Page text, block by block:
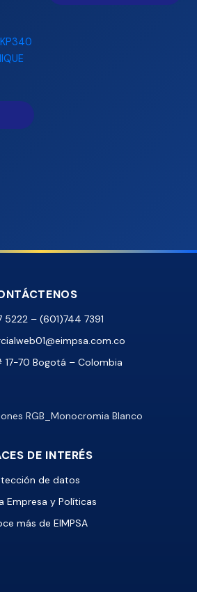
5222 – (601)744 7391
17-70 Bogotá – Colombia
DE INTERÉS
de datos
Empresa y Políticas
más de EIMPSA